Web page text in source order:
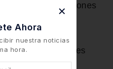
de las expresiones
Electoral del
sanciones
disculpa
Ahora
nuestra noticias
hora.